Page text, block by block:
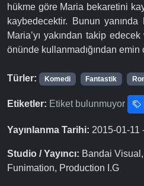
hükme göre Maria bekaretini
kaybedecektir. Bunun
Maria’yı yakından takip
önünde kullanmadığından emin
Türler: Komedi Fantastik
Etiketler: Etiket bulunmuyor
Yayınlanma Tarihi: 2015-01-11
Studio / Yayıncı: Bandai
Funimation, Production I.G